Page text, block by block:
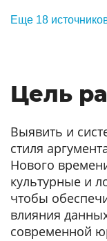
Еще 18
Цель
Выявить и
стиля
Нового
культурные и
чтобы
влияния
современной